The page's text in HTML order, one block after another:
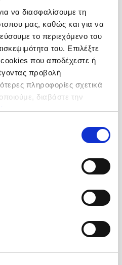
να διασφαλίσουμε τη
μας, καθώς και για να
το περιεχόμενο του
του. Επιλέξτε
που αποδέχεστε ή
προβολή
πληροφορίες σχετικά
διαβάστε την